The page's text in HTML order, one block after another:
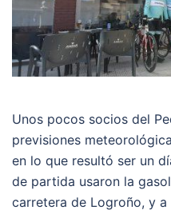
Unos pocos socios del
previsiones
en lo que resultó ser un
de partida usaron la
carretera de Logroño, y